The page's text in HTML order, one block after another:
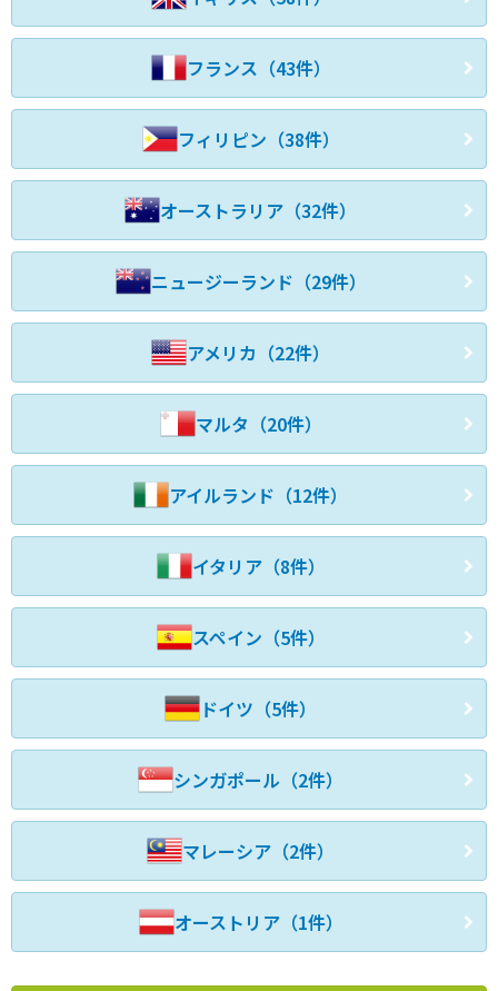
フランス（43件）
フィリピン（38件）
オーストラリア（32件）
ニュージーランド（29件）
アメリカ（22件）
マルタ（20件）
アイルランド（12件）
イタリア（8件）
スペイン（5件）
ドイツ（5件）
シンガポール（2件）
マレーシア（2件）
オーストリア（1件）